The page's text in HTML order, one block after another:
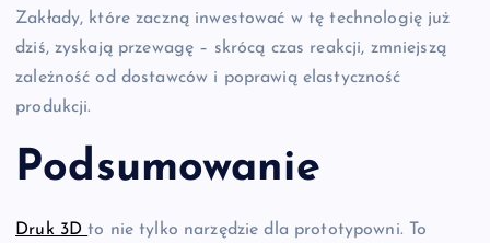
Zakłady, które zaczną inwestować w tę technologię już
dziś, zyskają przewagę – skrócą czas reakcji, zmniejszą
zależność od dostawców i poprawią elastyczność
produkcji.
Podsumowanie
Druk 3D to nie tylko narzędzie dla prototypowni. To